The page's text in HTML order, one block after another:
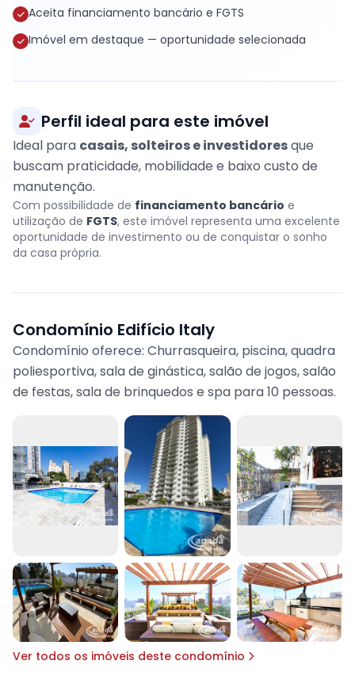
Aceita financiamento bancário e FGTS
Imóvel em destaque — oportunidade selecionada
Perfil ideal para este imóvel
Ideal para casais, solteiros e investidoresque
buscam praticidade, mobilidade e baixo custo de
manutenção.
Com possibilidade de financiamento bancário e
utilização de FGTS, este imóvel representa uma excelente
oportunidade de investimento ou de conquistar o sonho
da casa própria.
Condomínio Edifício Italy
Condomínio oferece: Churrasqueira, piscina, quadra
poliesportiva, sala de ginástica, salão de jogos, salão
de festas, sala de brinquedos e spa para 10 pessoas.
Ver todos os imóveis deste condomínio